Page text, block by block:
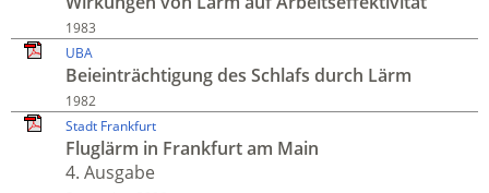
1983
UBA
Beieinträch­tigung des Schlafs durch Lärm
1982
Stadt Frankfurt
Fluglärm in Frankfurt am Main
4. Ausgabe